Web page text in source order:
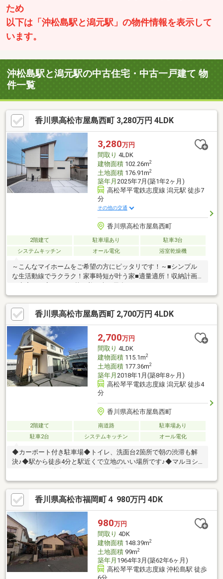
ため
以下は「沖松島駅と潟元駅」の物件情報を表示して
います。
沖松島駅と潟元駅の中古住宅・中古一戸建て 物
件一覧
香川県高松市屋島西町 3,280万円 4LDK
3,280万円
間取り 4LDK
建物面積102.26m2
土地面積176.91m2
築年月 2025年7月(築1年2ヶ月)
高松琴平電鉄志度線 潟元駅 徒歩7
分
その他の交通
香川県高松市屋島西町
2階建て 駐車場あり
駐車3台
システムキッチン
オール電化 浴室乾燥機
～こんなマイホームをご希望の方にピッタリです！～■シンプル
な生活動線でラクラク！家事時短が叶う家■適量適所！収納計画
アの家■お仕事帰りに立ち寄れる◎ザグザグ屋島西町店まで徒歩1
分■打ち合せいらず！すぐに入居可能の建売住宅■インテリアコー
ディネーターが選んだ家具・カーテン・照明付き■耐震性に優れ
た2×4工法のお家で災害時への備えも◎■購入後のアフターサポー
トが充実◎■屋島エリアで住宅を検討中（屋島小学校）■今ならお
得に購入可！価格改定しました◎（R8.3月2日付）
香川県高松市屋島西町 2,700万円 4LDK
2,700万円
間取り 4LDK
建物面積115.1m2
土地面積177.36m2
築年月 2018年1月(築8年8ヶ月)
高松琴平電鉄志度線 潟元駅 徒歩4
分
香川県高松市屋島西町
2階建て 南道路
駐車場あり
駐車2台
システムキッチン オール電化
◆カーポート付き駐車場◆トイレ、洗面台2箇所で朝の渋滞も解
決♪◆駅から徒歩4分と駅近くで立地のいい場所です♪◆マルヨシ
センターまで徒歩2分!パワーシティ屋島＆ドラッグストアコスモ
スまで徒歩8分で徒歩圏内で買い物可能！◆屋島総合病院まで
1.5kmなので急な体調不良も通院可能！◆国道近くなので、東西
どちらの方向へもアクセス良好!
香川県高松市福岡町４ 980万円 4DK
980万円
間取り 4DK
建物面積148.39m2
土地面積99m2
築年月 1964年3月(築62年6ヶ月)
高松琴平電鉄志度線 沖松島駅 徒歩